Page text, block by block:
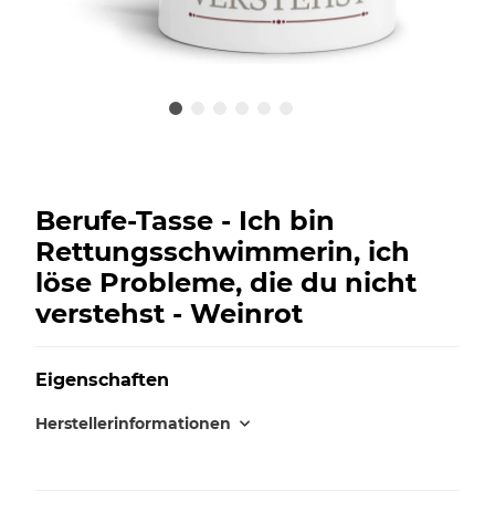
Berufe-Tasse - Ich bin
Rettungsschwimmerin, ich
löse Probleme, die du nicht
verstehst - Weinrot
Eigenschaften
Herstellerinformationen